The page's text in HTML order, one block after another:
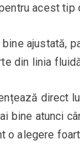
acest tip
ajustată,
din linia
direct
bine atunci
o alegere